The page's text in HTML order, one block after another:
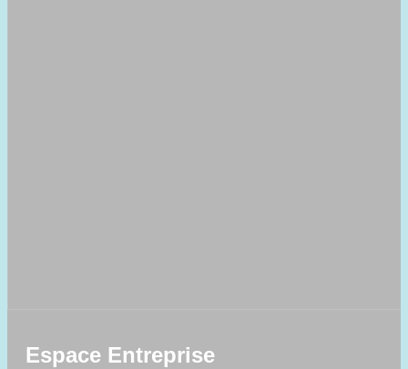
Espace Entreprise